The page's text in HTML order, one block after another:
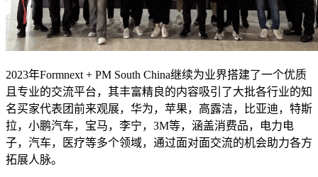
2023年Formnext + PM South China继续为业界搭建了一个优质
且专业的交流平台，其丰富精良的内容吸引了大批各行业的知
名买家代表团前来观展，华为，苹果，高露洁，比亚迪，特斯
拉，小鹏汽车，宝马，李宁，3M等，涵盖消费品，电力电
子，汽车，医疗等多个领域，通过面对面交流的机会助力各方
拓展人脉。